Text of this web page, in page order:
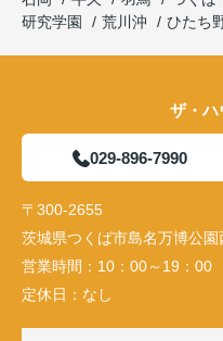
研究学園
荒川沖 ひたち
ザ・ハ
029-896-7990
〒300-2655
茨城県つくば市島名万博公
営業時間： 10：00～19：00
定休日： なし